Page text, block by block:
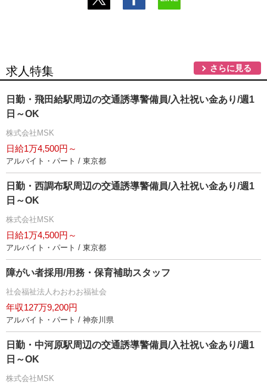
求人特集 さらに見る
日勤・飛田給駅周辺の交通誘導警備員/入社祝い金あり/週1
日～OK
株式会社MSK
日給1万4,500円～
アルバイト・パート / 東京都
日勤・西調布駅周辺の交通誘導警備員/入社祝い金あり/週1
日～OK
株式会社MSK
日給1万4,500円～
アルバイト・パート / 東京都
障がい者採用/用務・保育補助スタッフ
社会福祉法人わおわお福祉会
年収127万9,200円
アルバイト・パート / 神奈川県
日勤・中河原駅周辺の交通誘導警備員/入社祝い金あり/週1
日～OK
株式会社MSK